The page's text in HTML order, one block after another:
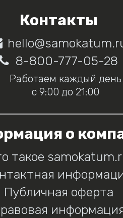
Контакты
8-800-777-05-28
Работаем каждый день
с 9:00 до 21:00
о
такое
Публичная оферта